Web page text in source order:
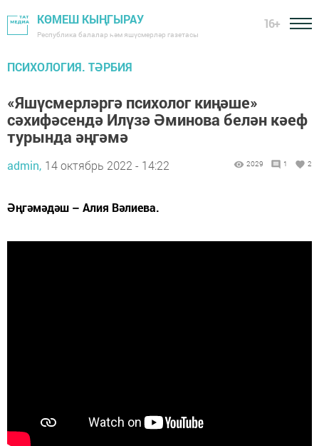
КӨМЕШ КЫҢГЫРАУ
Республика балалар һәм яшүсмерләр газетасы
16+
ПСИХОЛОГИЯ. ТӘРБИЯ
«Яшүсмерләргә психолог киңәше»
сәхифәсендә Илүзә Әминова белән кәеф
турында әңгәмә
admin, 14 октябрь 2022 - 14:22 2029 1 2
Әңгәмәдәш – Алия Вәлиева.